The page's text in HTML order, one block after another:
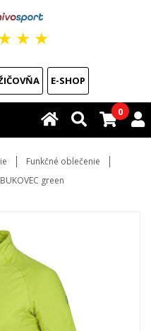
★ ★
E-SHOP
0
Funkčné oblečenie
green